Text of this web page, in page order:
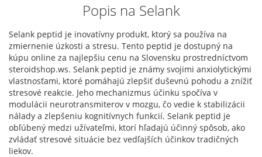
Popis na Selank
Selank peptid je inovatívny produkt, ktorý sa používa na
zmiernenie úzkosti a stresu. Tento peptid je dostupný na
kúpu online za najlepšiu cenu na Slovensku prostredníctvom
steroidshop.ws. Selank peptid je známy svojimi anxiolytickými
vlastnosťami, ktoré pomáhajú zlepšiť duševnú pohodu a znížiť
stresové reakcie. Jeho mechanizmus účinku spočíva v
modulácii neurotransmiterov v mozgu, čo vedie k stabilizácii
nálady a zlepšeniu kognitívnych funkcií. Selank peptid je
obľúbený medzi užívateľmi, ktorí hľadajú účinný spôsob, ako
zvládať stresové situácie bez vedľajších účinkov tradičných
liekov.